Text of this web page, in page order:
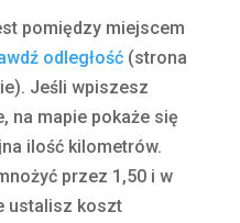
pomiędzy miejscem
odległość(strona
Jeśli wpiszesz
na mapie pokaże się
ilość kilometrów.
przez 1,50 i w
ustalisz koszt